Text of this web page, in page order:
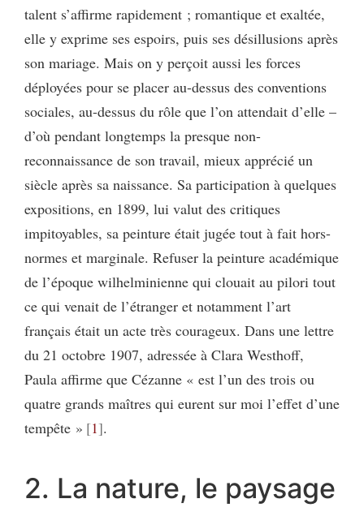
talent s’affirme rapidement ; romantique et exaltée,
elle y exprime ses espoirs, puis ses désillusions après
son mariage. Mais on y perçoit aussi les forces
déployées pour se placer au-dessus des conventions
sociales, au-dessus du rôle que l’on attendait d’elle –
d’où pendant longtemps la presque non-
reconnaissance de son travail, mieux apprécié un
siècle après sa naissance. Sa participation à quelques
expositions, en 1899, lui valut des critiques
impitoyables, sa peinture était jugée tout à fait hors-
normes et marginale. Refuser la peinture académique
de l’époque wilhelminienne qui clouait au pilori tout
ce qui venait de l’étranger et notamment l’art
français était un acte très courageux. Dans une lettre
du 21 octobre 1907, adressée à Clara Westhoff,
Paula affirme que Cézanne « est l’un des trois ou
quatre grands maîtres qui eurent sur moi l’effet d’une
tempête » 1 .
2. La nature, le paysage